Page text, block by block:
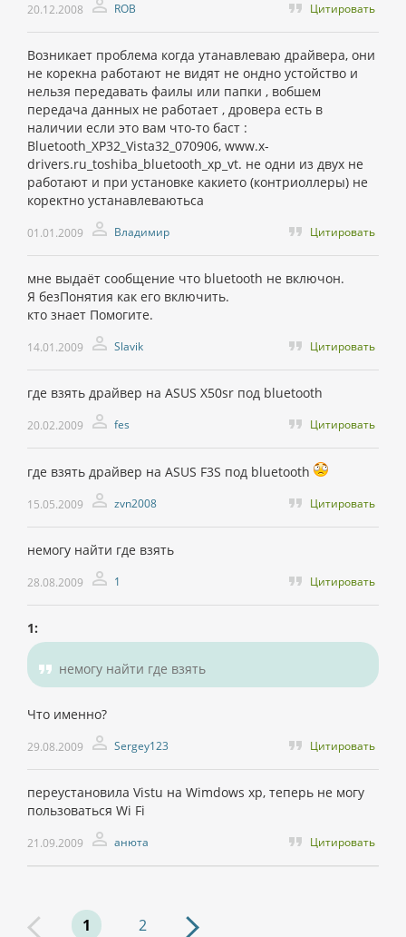
20.12.2008 ROB Цитировать
Возникает проблема когда утанавлеваю драйвера, они
не корекна работают не видят не ондно устойство и
нельзя передавать фаилы или папки , вобшем
передача данных не работает , дровера есть в
наличии если это вам что-то баст :
Bluetooth_XP32_Vista32_070906, www.x-
drivers.ru_toshiba_bluetooth_xp_vt. не одни из двух не
работают и при установке какието (контриоллеры) не
коректно устанавлеваютьса
01.01.2009 Владимир Цитировать
мне выдаёт сообщение что bluetooth не включон.
Я безПонятия как его включить.
кто знает Помогите.
14.01.2009 Slavik Цитировать
где взять драйвер на ASUS X50sr под bluetooth
20.02.2009 fes Цитировать
где взять драйвер на ASUS F3S под bluetooth
15.05.2009 zvn2008 Цитировать
немогу найти где взять
28.08.2009 1 Цитировать
1:
немогу найти где взять
Что именно?
29.08.2009 Sergey123 Цитировать
переустановила Vistu на Wimdows xp, теперь не могу
пользоваться Wi Fi
21.09.2009 анюта Цитировать
1 2